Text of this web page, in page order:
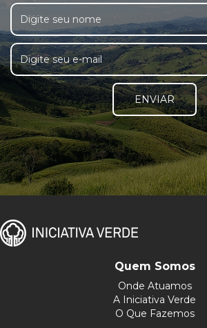
ENVIAR
Quem Somos
Onde Atuamos
A Iniciativa Verde
O Que Fazemos